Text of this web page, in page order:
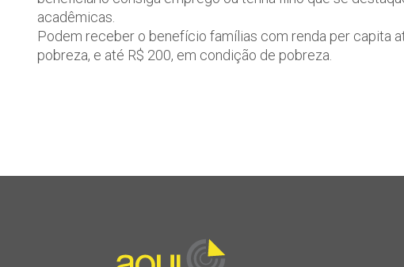
acadêmicas.
Podem receber o benefício famílias com renda per capita
pobreza, e até R$ 200, em condição de pobreza.